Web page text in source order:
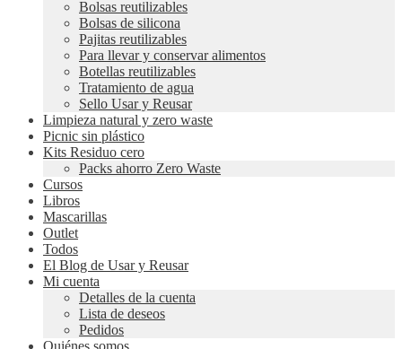
Bolsas reutilizables
Bolsas de silicona
Pajitas reutilizables
Para llevar y conservar alimentos
Botellas reutilizables
Tratamiento de agua
Sello Usar y Reusar
Limpieza natural y zero waste
Picnic sin plástico
Kits Residuo cero
Packs ahorro Zero Waste
Cursos
Libros
Mascarillas
Outlet
Todos
El Blog de Usar y Reusar
Mi cuenta
Detalles de la cuenta
Lista de deseos
Pedidos